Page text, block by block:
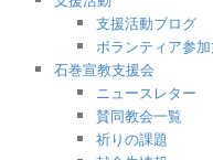
支援活動ブログ
ボランティア参
石巻宣教支援会
ニュースレター
賛同教会一覧
祈りの課題